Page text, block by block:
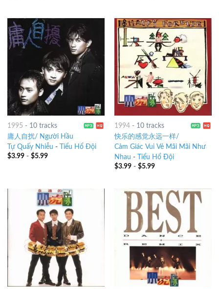
1995 - 10 tracks
庸人自扰/ Người Hầu
Tự Quấy Nhiễu -
Tiểu Hổ Đội
$3.99- $5.99
1994- 10 tracks
快乐的感觉永远一样/
Cảm Giác Vui Vẻ Mãi Mãi Như
Nhau -
Tiểu Hổ Đội
$3.99- $5.99